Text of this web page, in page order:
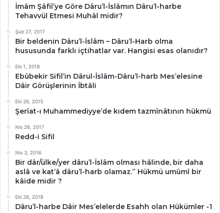
İmâm Şâfiî’ye Göre Dâru’l-İslâmın Dâru’l-harbe
Tehavvül Etmesi Muhâl midir?
Şub 27, 2017
Bir beldenin Dâru’l-İslâm – Dâru’l-Harb olma
hususunda farklı içtihatlar var. Hangisi esas olanıdır?
Eki 1, 2018
Ebûbekir Sifil’in Dârul-İslâm-Dâru’l-harb Mes’elesine
Dâir Görüşlerinin İbtâli
Eki 26, 2015
Şerîat-ı Muhammediyye’de kıdem tazmînâtının hükmü
Nis 26, 2017
Redd-i Sifil
Nis 3, 2016
Bir dâr/ülke/yer dâru’l-İslâm olması hâlinde, bir daha
aslâ ve kat’â dâru’l-harb olamaz.” Hükmü umûmî bir
kâide midir ?
Eki 26, 2018
Dâru’l-harbe Dâir Mes’elelerde Esahh olan Hükümler -1